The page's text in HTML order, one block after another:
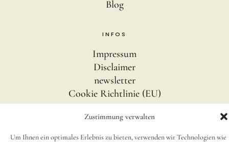
Zustimmung verwalten
Um Ihnen ein optimales Erlebnis zu bieten, verwenden wir Technologien wie
Blog
INFOS
Impressum
Disclaimer
newsletter
Cookie Richtlinie (EU)
SOCIAL